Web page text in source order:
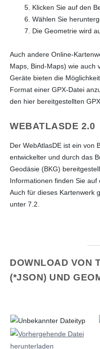
5. Klicken Sie auf den
6. Wählen Sie
7. Die Geometrie wird
Auch andere Online-
Maps, Bind-Maps) wie auch
Geräte bieten die
Format einer GPX-Datei
den hier bereitgestellten
WEBATLASDE 2.0
Der WebAtlasDE ist ein von
entwickelter und durch das
Geodäsie (BKG)
Informationen finden Sie auf
Auch für dieses Kartenwerk
unter 7.2.
DOWNLOAD VON
(*JSON) UND